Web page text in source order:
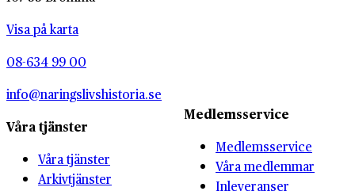
Visa på karta
08-634 99 00
info@naringslivshistoria.se
Våra tjänster
Våra tjänster
Arkivtjänster
Medlemsservice
Medlemsservice
Våra medlemmar
Inleveranser